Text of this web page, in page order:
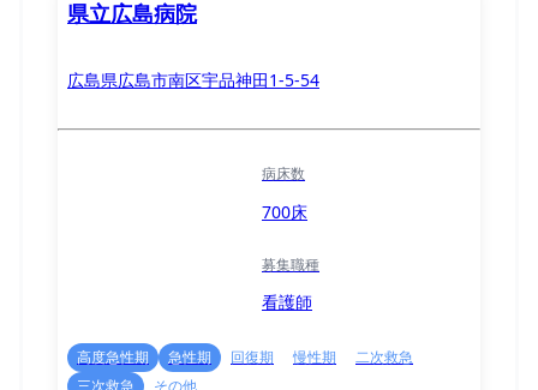
県立広島病院
広島県広島市南区宇品神田1-5-54
病床数
700床
募集職種
看護師
高度急性期 急性期 回復期 慢性期
二次救急